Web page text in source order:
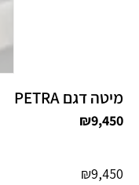
₪9,450
מיטה דגם PETRA
₪9,450